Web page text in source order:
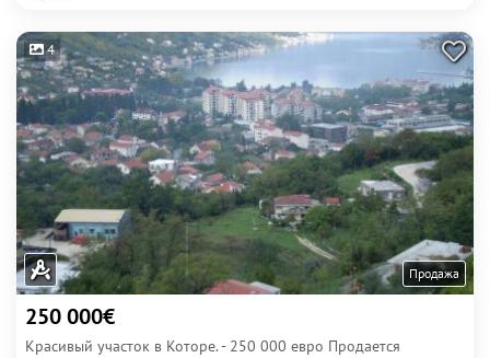
4
Продажа
250 000€
Красивый участок в Которе. - 250 000 евро Продается